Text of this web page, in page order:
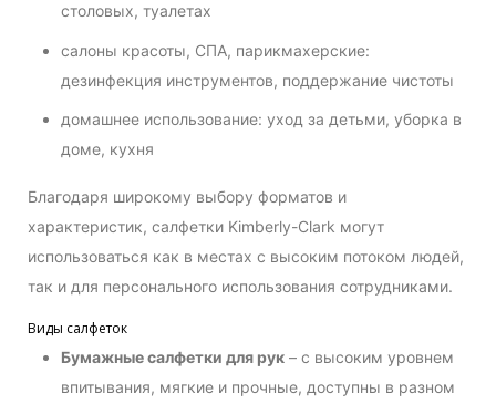
столовых, туалетах
салоны красоты, СПА, парикмахерские:
дезинфекция инструментов, поддержание чистоты
домашнее использование: уход за детьми, уборка в
доме, кухня
Благодаря широкому выбору форматов и
характеристик, салфетки Kimberly-Clark могут
использоваться как в местах с высоким потоком людей,
так и для персонального использования сотрудниками.
Виды салфеток
Бумажные салфетки для рук – с высоким уровнем
впитывания, мягкие и прочные, доступны в разном